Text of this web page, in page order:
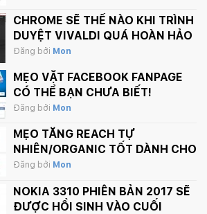
CHROME SẼ THẾ NÀO KHI TRÌNH
DUYỆT VIVALDI QUÁ HOÀN HẢO
Đăng bởi Mon
MẸO VẶT FACEBOOK FANPAGE
CÓ THỂ BẠN CHƯA BIẾT!
Đăng bởi Mon
MẸO TĂNG REACH TỰ
NHIÊN/ORGANIC TỐT DÀNH CHO
FANPAGE CỦA BẠN
Đăng bởi Mon
NOKIA 3310 PHIÊN BẢN 2017 SẼ
ĐƯỢC HỒI SINH VÀO CUỐI